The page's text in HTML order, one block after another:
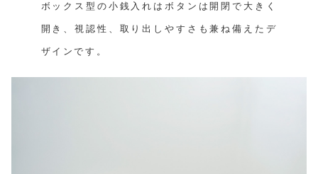
ボックス型の小銭入れはボタンは開閉で大きく
開き、視認性、取り出しやすさも兼ね備えたデ
ザインです。